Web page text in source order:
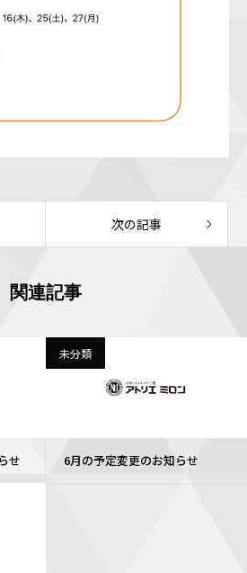
次の記事
関連記事
せ
未分類
6月の予定変更のお知らせ